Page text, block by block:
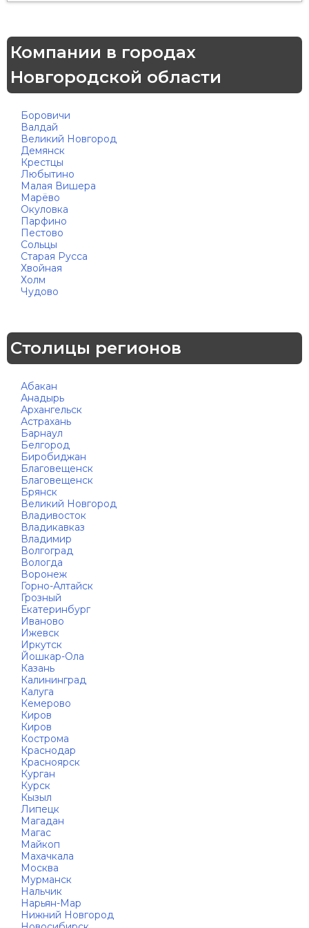
Компании в городах
Новгородской области
Боровичи
Валдай
Великий Новгород
Демянск
Крестцы
Любытино
Малая Вишера
Марёво
Окуловка
Парфино
Пестово
Сольцы
Старая Русса
Хвойная
Холм
Чудово
Столицы регионов
Абакан
Анадырь
Архангельск
Астрахань
Барнаул
Белгород
Биробиджан
Благовещенск
Благовещенск
Брянск
Великий Новгород
Владивосток
Владикавказ
Владимир
Волгоград
Вологда
Воронеж
Горно-Алтайск
Грозный
Екатеринбург
Иваново
Ижевск
Иркутск
Йошкар-Ола
Казань
Калининград
Калуга
Кемерово
Киров
Киров
Кострома
Краснодар
Красноярск
Курган
Курск
Кызыл
Липецк
Магадан
Магас
Майкоп
Махачкала
Москва
Мурманск
Нальчик
Нарьян-Мар
Нижний Новгород